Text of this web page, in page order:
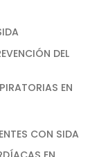
DEL
EN
CON SIDA